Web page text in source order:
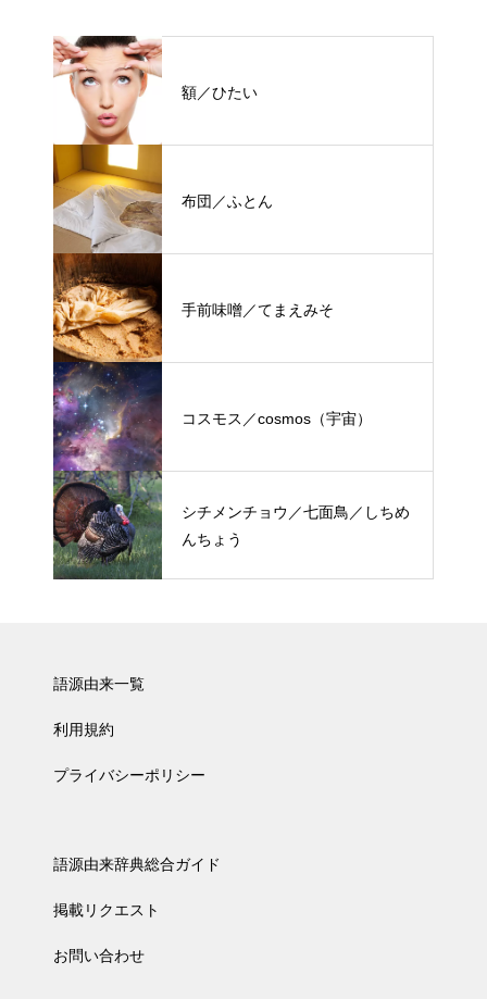
額／ひたい
布団／ふとん
手前味噌／てまえみそ
コスモス／cosmos（宇宙）
シチメンチョウ／七面鳥／しちめ
んちょう
語源由来一覧
利用規約
プライバシーポリシー
語源由来辞典総合ガイド
掲載リクエスト
お問い合わせ